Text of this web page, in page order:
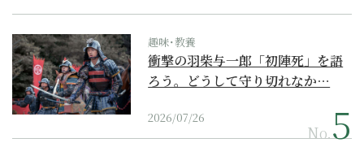
趣味･教養
衝撃の羽柴与一郎「初陣死」を語
ろう。どうして守り切れなか…
2026/07/26
No.